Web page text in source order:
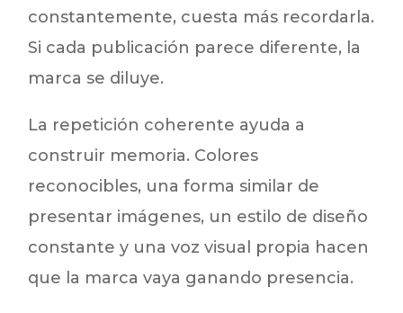
constantemente, cuesta más recordarla.
Si cada publicación parece diferente, la
marca se diluye.
La repetición coherente ayuda a
construir memoria. Colores
reconocibles, una forma similar de
presentar imágenes, un estilo de diseño
constante y una voz visual propia hacen
que la marca vaya ganando presencia.